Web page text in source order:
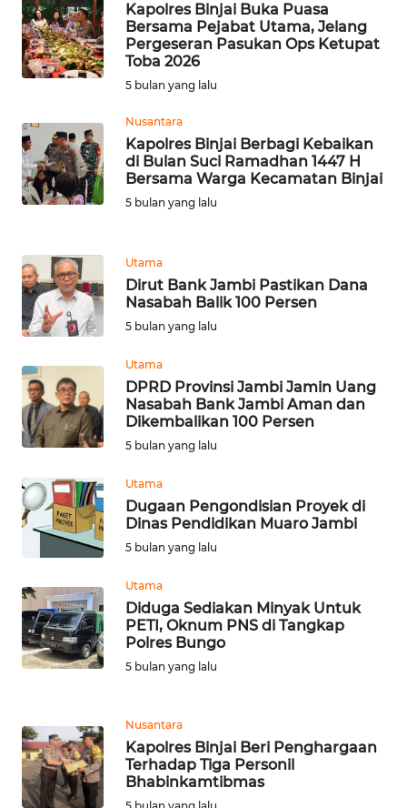
Kapolres Binjai Buka Puasa
Bersama Pejabat Utama, Jelang
Pergeseran Pasukan Ops Ketupat
Toba 2026
5 bulan yang lalu
Nusantara
Kapolres Binjai Berbagi Kebaikan
di Bulan Suci Ramadhan 1447 H
Bersama Warga Kecamatan Binjai
5 bulan yang lalu
Utama
Dirut Bank Jambi Pastikan Dana
Nasabah Balik 100 Persen
5 bulan yang lalu
Utama
DPRD Provinsi Jambi Jamin Uang
Nasabah Bank Jambi Aman dan
Dikembalikan 100 Persen
5 bulan yang lalu
Utama
Dugaan Pengondisian Proyek di
Dinas Pendidikan Muaro Jambi
5 bulan yang lalu
Utama
Diduga Sediakan Minyak Untuk
PETI, Oknum PNS di Tangkap
Polres Bungo
5 bulan yang lalu
Nusantara
Kapolres Binjai Beri Penghargaan
Terhadap Tiga Personil
Bhabinkamtibmas
WN
SERAMBI
JAMBI
WN
SULTRA
NTB
WN
SULTENG
WN
SULBAR
WN
WN
SUMBAR
SUMSEL
WN
BENGKULU
LAMPUNG
WN
JATENG